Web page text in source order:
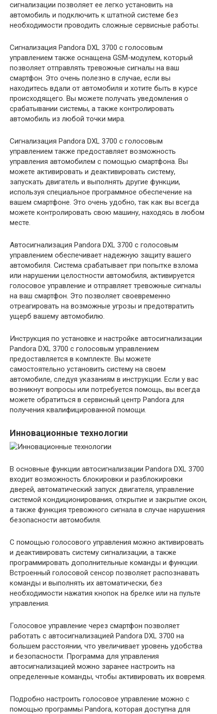
сигнализации позволяет ее легко установить на
автомобиль и подключить к штатной системе без
необходимости проводить сложные сервисные работы.
Сигнализация Pandora DXL 3700 с голосовым
управлением также оснащена GSM-модулем, который
позволяет отправлять тревожные сигналы на ваш
смартфон. Это очень полезно в случае, если вы
находитесь вдали от автомобиля и хотите быть в курсе
происходящего. Вы можете получать уведомления о
срабатывании системы, а также контролировать
автомобиль из любой точки мира.
Сигнализация Pandora DXL 3700 с голосовым
управлением также предоставляет возможность
управления автомобилем с помощью смартфона. Вы
можете активировать и деактивировать систему,
запускать двигатель и выполнять другие функции,
используя специальное программное обеспечение на
вашем смартфоне. Это очень удобно, так как вы всегда
можете контролировать свою машину, находясь в любом
месте.
Автосигнализация Pandora DXL 3700 с голосовым
управлением обеспечивает надежную защиту вашего
автомобиля. Система срабатывает при попытке взлома
или нарушении целостности автомобиля, активируется
голосовое управление и отправляет тревожные сигналы
на ваш смартфон. Это позволяет своевременно
отреагировать на возможные угрозы и предотвратить
ущерб вашему автомобилю.
Инструкция по установке и настройке автосигнализации
Pandora DXL 3700 с голосовым управлением
предоставляется в комплекте. Вы можете
самостоятельно установить систему на своем
автомобиле, следуя указаниям в инструкции. Если у вас
возникнут вопросы или потребуется помощь, вы всегда
можете обратиться в сервисный центр Pandora для
получения квалифицированной помощи.
Инновационные технологии
В основные функции автосигнализации Pandora DXL 3700
входит возможность блокировки и разблокировки
дверей, автоматический запуск двигателя, управление
системой кондиционирования, открытие и закрытие окон,
а также функция тревожного сигнала в случае нарушения
безопасности автомобиля.
С помощью голосового управления можно активировать
и деактивировать систему сигнализации, а также
программировать дополнительные команды и функции.
Встроенный голосовой сенсор позволяет распознавать
команды и выполнять их автоматически, без
необходимости нажатия кнопок на брелке или на пульте
управления.
Голосовое управление через смартфон позволяет
работать с автосигнализацией Pandora DXL 3700 на
большем расстоянии, что увеличивает уровень удобства
и безопасности. Программа для управления
автосигнализацией можно заранее настроить на
определенные команды, чтобы активировать их вовремя.
Подробно настроить голосовое управление можно с
помощью программы Pandora, которая доступна для